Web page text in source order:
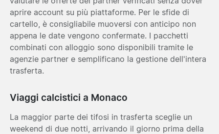
aprire account su più piattaforme. Per le sfide di
cartello, è consigliabile muoversi con anticipo non
appena le date vengono confermate. I pacchetti
combinati con alloggio sono disponibili tramite le
agenzie partner e semplificano la gestione dell'intera
trasferta.
Viaggi calcistici a Monaco
La maggior parte dei tifosi in trasferta sceglie un
weekend di due notti, arrivando il giorno prima della